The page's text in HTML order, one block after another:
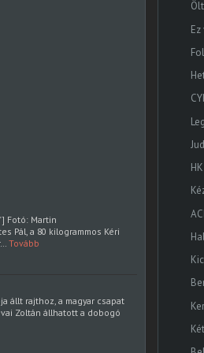
Fotó: Martin
Pál, a 80 kilogrammos Kéri
Tovább
állt rajthoz, a magyar csapat
Zoltán állhatott a dobogó